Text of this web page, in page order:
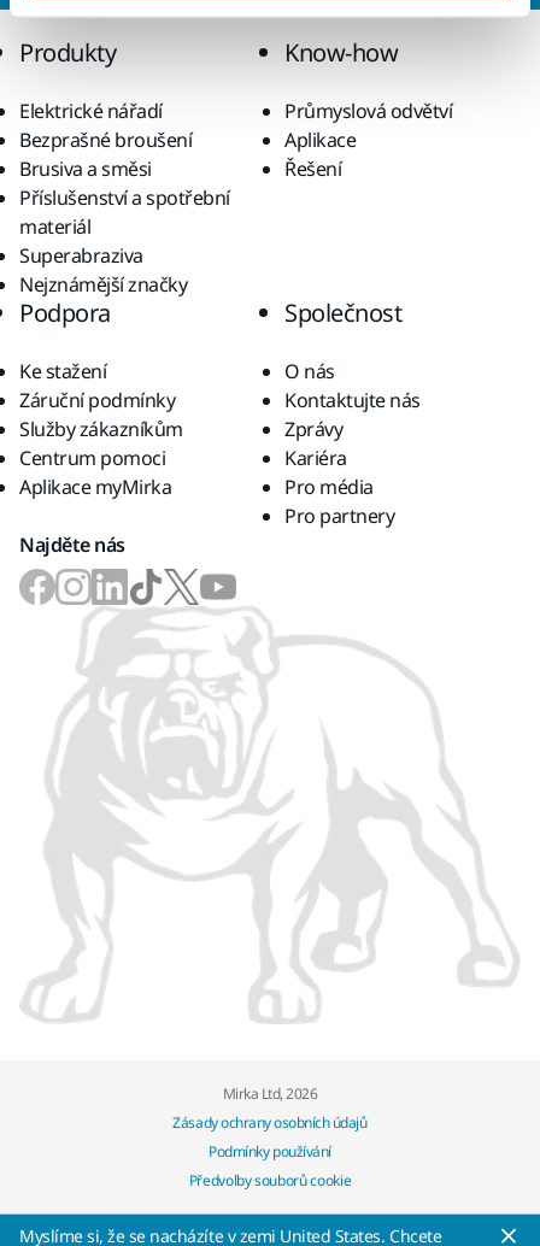
Produkty
Elektrické nářadí
Bezprašné broušení
Brusiva a směsi
Příslušenství a spotřební
materiál
Superabraziva
Nejznámější značky
Know-how
Průmyslová odvětví
Aplikace
Řešení
Podpora
Ke stažení
Záruční podmínky
Služby zákazníkům
Centrum pomoci
Aplikace myMirka
Společnost
O nás
Kontaktujte nás
Zprávy
Kariéra
Pro média
Pro partnery
Najděte nás
Mirka Ltd, 2026
Zásady ochrany osobních údajů
Podmínky používání
Předvolby souborů cookie
Myslíme si, že se nacházíte v zemi United States. Chcete